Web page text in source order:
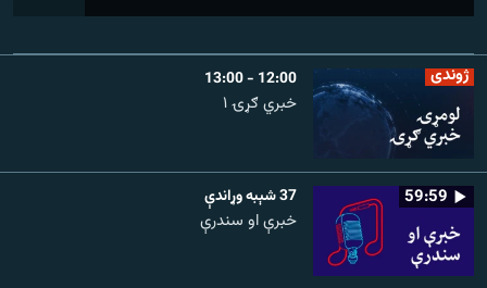
ژوندی 12:00 - 13:00
خبري ګړۍ ۱
59:59 37 شېبه وړاندې
خبرې او سندرې